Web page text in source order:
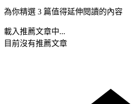
為你精選 3 篇值得延伸閱讀的內容
載入推薦文章中...
目前沒有推薦文章